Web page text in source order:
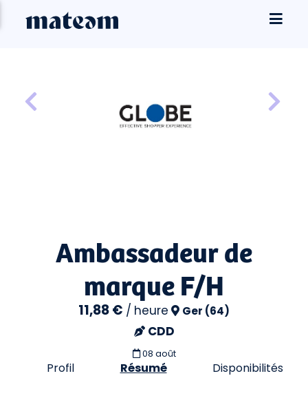
Ambassadeur de
marque F/H
11,88 € / heure Ger (64)
CDD
08 août
Profil Résumé Disponibilités